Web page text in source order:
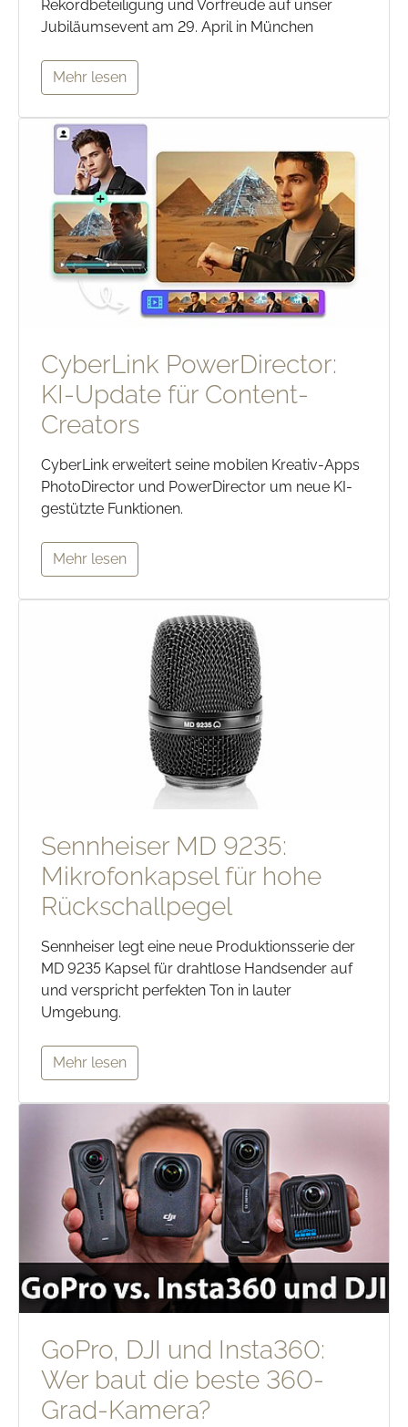
Rekordbeteiligung und Vorfreude auf unser
Jubiläumsevent am 29. April in München
Mehr lesen
CyberLink PowerDirector:
KI-Update für Content-
Creators
CyberLink erweitert seine mobilen Kreativ-Apps
PhotoDirector und PowerDirector um neue KI-
gestützte Funktionen.
Mehr lesen
Sennheiser MD 9235:
Mikrofonkapsel für hohe
Rückschallpegel
Sennheiser legt eine neue Produktionsserie der
MD 9235 Kapsel für drahtlose Handsender auf
und verspricht perfekten Ton in lauter
Umgebung.
Mehr lesen
GoPro, DJI und Insta360:
Wer baut die beste 360-
Grad-Kamera?